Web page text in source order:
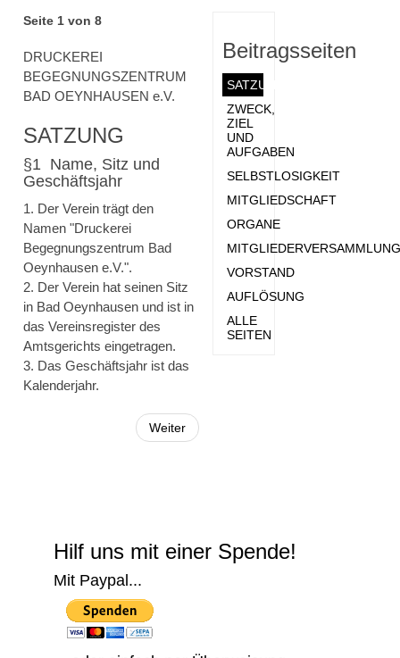
Beitragsseiten
SATZUNG
ZWECK,
ZIEL
UND
AUFGABEN
SELBSTLOSIGKEIT
MITGLIEDSCHAFT
ORGANE
MITGLIEDERVERSAMMLUNG
VORSTAND
AUFLÖSUNG
ALLE
SEITEN
Seite 1 von 8
DRUCKEREI
BEGEGNUNGSZENTRUM
BAD OEYNHAUSEN e.V.
SATZUNG
§1 Name, Sitz und
Geschäftsjahr
1. Der Verein trägt den
Namen "Druckerei
Begegnungszentrum Bad
Oeynhausen e.V.".
2. Der Verein hat seinen Sitz
in Bad Oeynhausen und ist in
das Vereinsregister des
Amtsgerichts eingetragen.
3. Das Geschäftsjahr ist das
Kalenderjahr.
Weiter
Hilf uns mit einer Spende!
Mit Paypal...